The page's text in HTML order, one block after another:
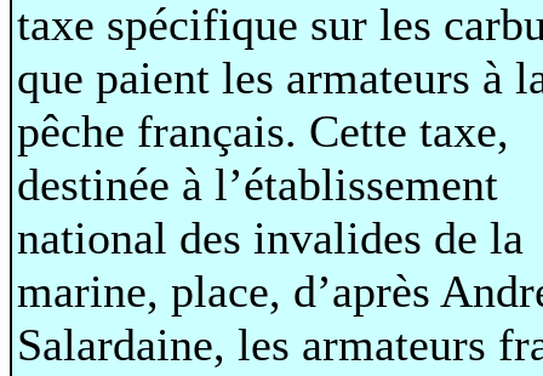
taxe spécifique sur les
que paient les armateurs à
pêche français. Cette taxe,
destinée à l’établissement
national des invalides de la
marine, place, d’après
Salardaine, les armateurs